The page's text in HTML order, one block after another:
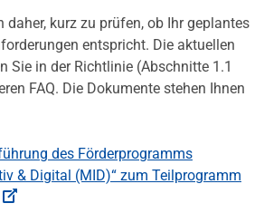
daher, kurz zu prüfen, ob Ihr geplantes
entspricht. Die aktuellen
Sie in der Richtlinie (Abschnitte 1.1
FAQ. Die Dokumente stehen Ihnen
des Förderprogramms
& Digital (MID)“ zum Teilprogramm